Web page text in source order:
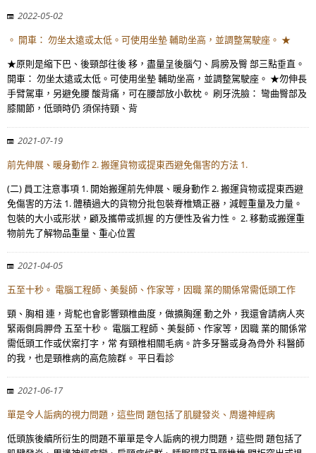
2022-05-02
。 開車： 勿坐太遠或太低。可使用坐墊 輔助坐高，並調整駕駛座。 ★
★原則是縮下巴、後頸部往後 移，盡量呈後腦勺、肩膀及臀 部三點垂直。
開車： 勿坐太遠或太低。可使用坐墊 輔助坐高，並調整駕駛座。 ★勿伸長
手臂駕車，另避免腰 酸背痛，可在腰部放小軟枕。 刷牙洗臉： 彎曲臀部及
膝關節，低頭時仍 須保持頸、背
2021-07-19
前先伸展、暖身動作 2. 搬運貨物或提東西避免傷害的方法 1.
(二) 員工注意事項 1. 開始搬運前先伸展、暖身動作 2. 搬運貨物或提東西避
免傷害的方法 1. 體積過大的貨物分批包裝脊椎矯正器，減輕重量及力量。
包裝的大小或形狀，顧及攜帶或抓握 的方便性及省力性。 2. 移動或搬運重
物前先了解物品重量、重心位置
2021-04-05
五至十秒。 電腦工程師、美髮師、作家等，因職 業的關係常需低頭工作
頸、胸相 連，背駝也會影響頸椎曲度，做擴胸運 動之外，我還會請病人夾
緊兩側肩胛骨 五至十秒。 電腦工程師、美髮師、作家等，因職 業的關係常
需低頭工作或伏案打字，常 有頸椎相關毛病。許多牙醫或身為骨外 科醫師
的我，也是頸椎病的高危險群。 平日看診
2021-06-17
單是令人詬病的視力問題，這些問 題包括了肌腱發炎、周邊神經病
低頭族後續所衍生的問題不單單是令人詬病的視力問題，這些問 題包括了